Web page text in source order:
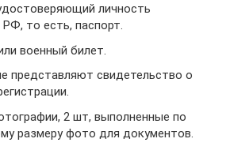
личность
то есть, паспорт.
военный билет.
представляют свидетельство о
2 шт, выполненные по
размеру фото для документов.